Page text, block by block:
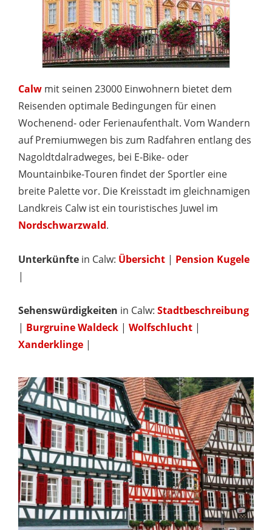
Calw mit seinen 23000 Einwohnern bietet dem
Reisenden optimale Bedingungen für einen
Wochenend- oder Ferienaufenthalt. Vom Wandern
auf Premiumwegen bis zum Radfahren entlang des
Nagoldtdalradweges, bei E-Bike- oder
Mountainbike-Touren findet der Sportler eine
breite Palette vor. Die Kreisstadt im gleichnamigen
Landkreis Calw ist ein touristisches Juwel im
Nordschwarzwald.
Unterkünfte in Calw: Übersicht | Pension Kugele
|
Sehenswürdigkeiten in Calw: Stadtbeschreibung
| Burgruine Waldeck | Wolfschlucht |
Xanderklinge |